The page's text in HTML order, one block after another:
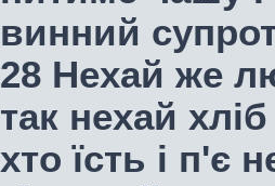
винний
28 Нехай же
так нехай
хто їсть і п'є